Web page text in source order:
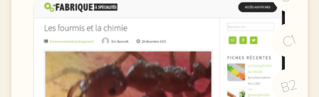
C1
B2